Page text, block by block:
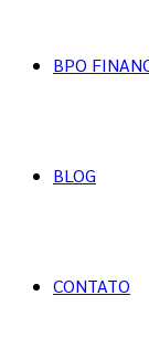
BPO
BLOG
CONTATO